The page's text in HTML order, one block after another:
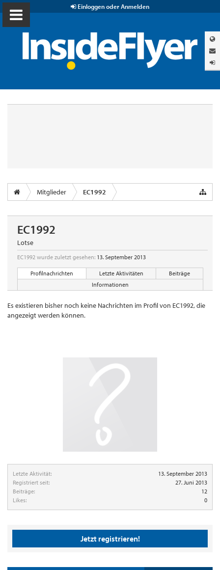
Einloggen oder Anmelden
Mitglieder EC1992
Letzte Aktivität:
13. September 2013
Registriert seit:
27. Juni 2013
Beiträge:
12
Likes:
0
EC1992
Lotse
EC1992 wurde zuletzt gesehen: 13. September 2013
Profilnachrichten Letzte Aktivitäten
Beiträge
Informationen
Es existieren bisher noch keine Nachrichten im Profil von EC1992, die
angezeigt werden können.
Jetzt registrieren!